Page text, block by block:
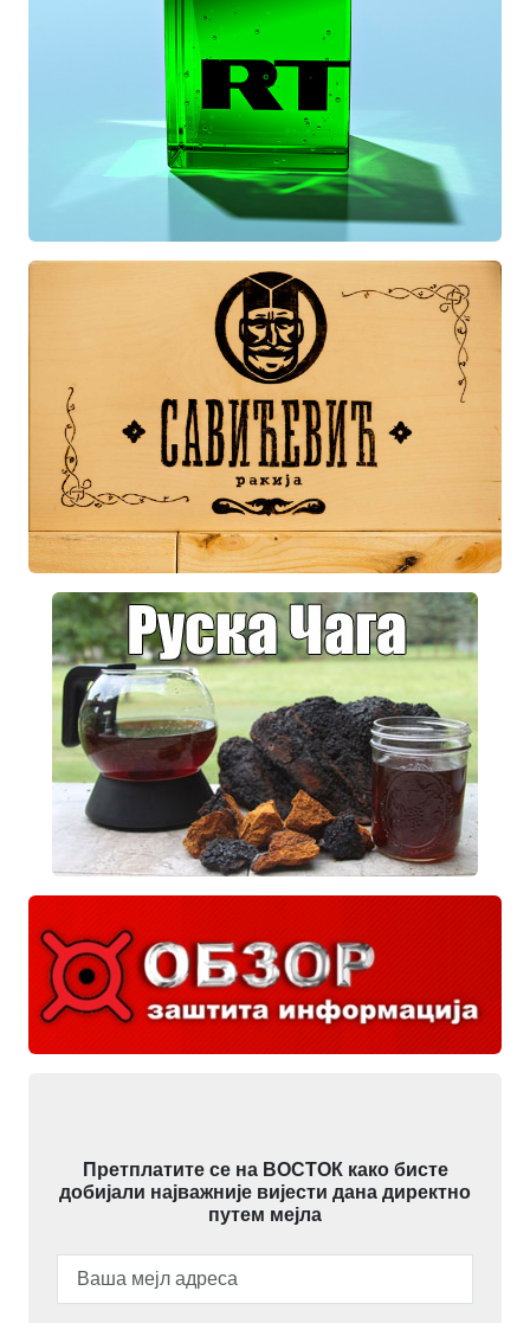
Претплатите се на ВОСТОК како бисте
добијали најважније вијести дана директно
путем мејла